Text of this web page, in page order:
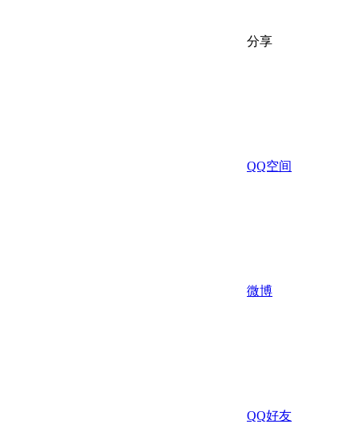
分享
QQ空间
微博
QQ好友